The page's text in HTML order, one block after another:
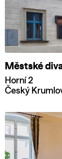
Městské
Horní 2
Český